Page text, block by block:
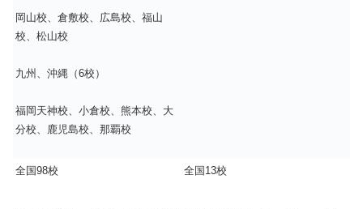
岡山校、倉敷校、広島校、福山
校、松山校
九州、沖縄（6校）
福岡天神校、小倉校、熊本校、大
分校、鹿児島校、那覇校
全国98校 全国13校